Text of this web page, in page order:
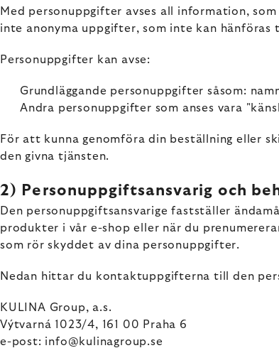
Med personuppgifter avses all information,
inte anonyma uppgifter, som inte kan hänföras
Personuppgifter kan avse:
Grundläggande personuppgifter såsom:
Andra personuppgifter som anses vara
För att kunna genomföra din beställning eller
den givna tjänsten.
2) Personuppgiftsansvarig och
Den personuppgiftsansvarige fastställer
produkter i vår e-shop eller när du
som rör skyddet av dina personuppgifter.
Nedan hittar du kontaktuppgifterna till den
KULINA Group, a.s.
Výtvarná 1023/4, 161 00 Praha 6
e-post: info@kulinagroup.se